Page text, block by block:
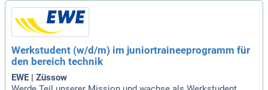
Werkstudent (w/d/m) im juniortraineeprogramm für
den bereich technik
EWE | Züssow